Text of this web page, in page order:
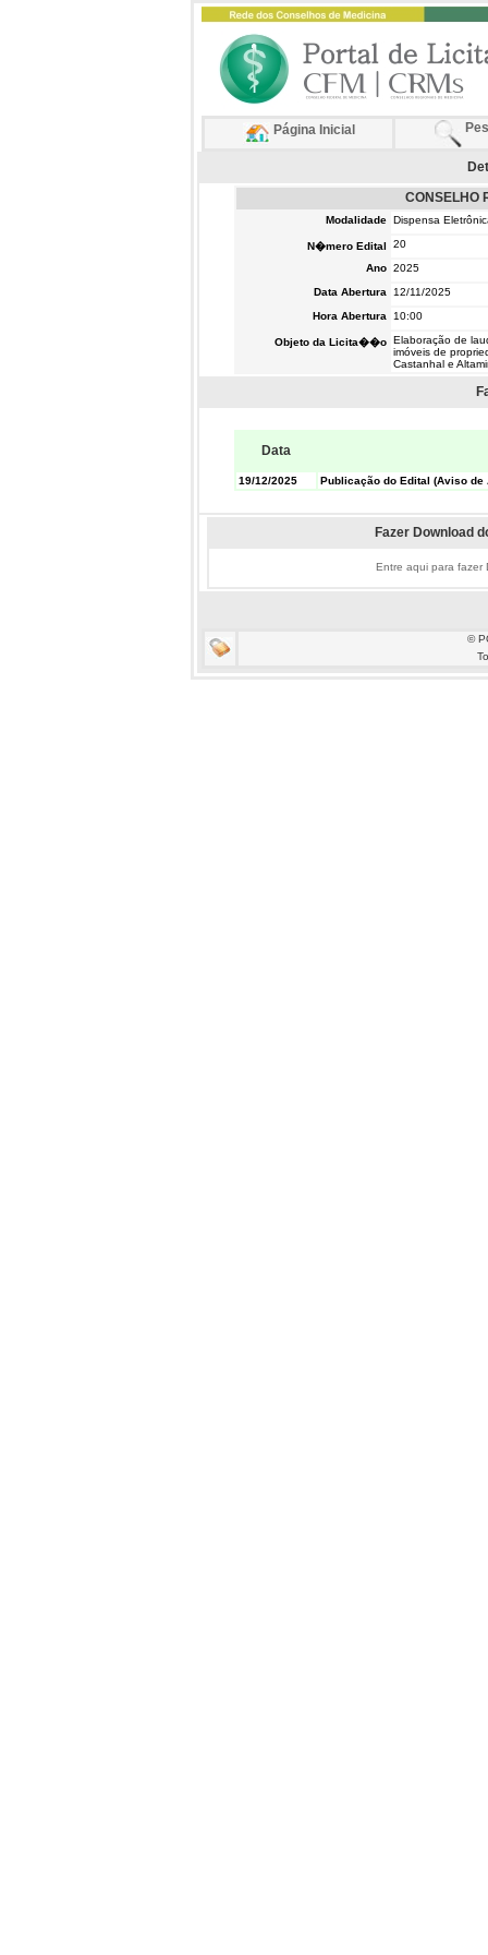
Página Inicial
CONSELHO
Modalidade Dispensa
N�mero Edital
20
Ano 2025
Data Abertura
12/11/2025
Hora Abertura
10:00
Objeto da Licita��o Elaboração de
imóveis de
Castanhal e
Data
19/12/2025 Publicação do Edital (Aviso de
Fazer Download
Entre aqui para fazer
©